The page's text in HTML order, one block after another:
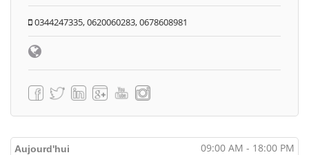
0344247335, 0620060283, 0678608981
Aujourd'hui 09:00 AM - 18:00 PM